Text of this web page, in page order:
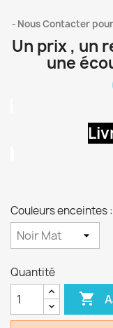
Nous Contacter
Un prix , un
une
Couleurs enceintes
Quantité
